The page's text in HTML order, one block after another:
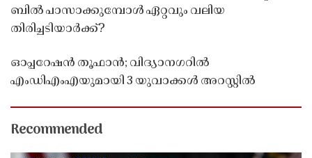
ബിൽ പാസാക്കുമ്പോൾ ഏറ്റവും വലിയ
തിരിച്ചടിയാർക്ക്?
ഓപ്പറേഷൻ തൂഫാൻ; വിദ്യാനഗറിൽ
എംഡിഎംഎയുമായി 3 യുവാക്കൾ അറസ്റ്റിൽ
Recommended